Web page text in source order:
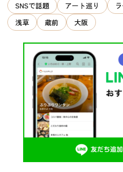
SNSで話題
アート巡り
浅草
蔵前 大阪